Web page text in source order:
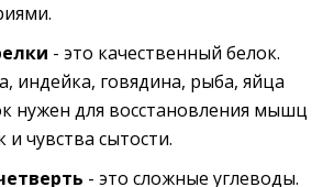
- это качественный белок.
индейка, говядина, рыба, яйца
нужен для восстановления мышц
и чувства сытости.
- это сложные углеводы.